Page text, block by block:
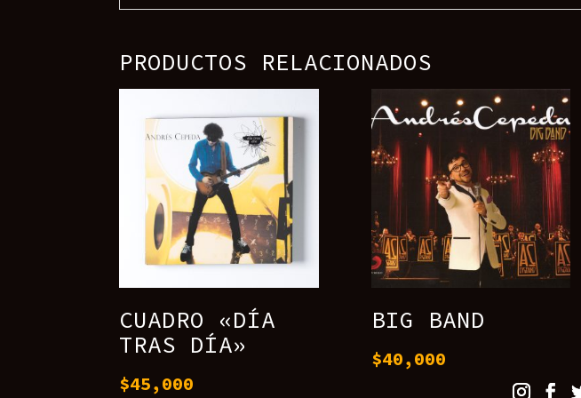
PRODUCTOS RELACIONADOS
CUADRO «DÍA
TRAS DÍA»
$45,000
BIG BAND
$40,000